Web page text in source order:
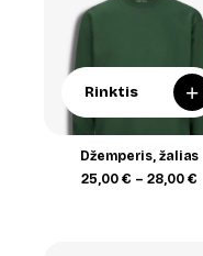
Rinktis +
Džemperis, žalias
25,00€ – 28,00€